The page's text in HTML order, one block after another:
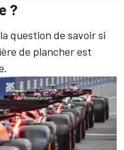
?
question de savoir si
de plancher est